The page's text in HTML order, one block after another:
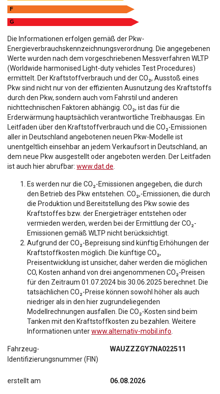
F
G
Die Informationen erfolgen gemäß der Pkw-
Energieverbrauchskennzeichnungsverordnung. Die angegebenen
Werte wurden nach dem vorgeschriebenen Messverfahren WLTP
(Worldwide harmonised Light-duty vehicles Test Procedures)
ermittelt. Der Kraftstoffverbrauch und der CO₂, Ausstoß eines
Pkw sind nicht nur von der effizienten Ausnutzung des Kraftstoffs
durch den Pkw, sondern auch vom Fahrstil und anderen
nichttechnischen Faktoren abhängig. CO₂, ist das für die
Erderwärmung hauptsächlich verantwortliche Treibhausgas. Ein
Leitfaden über den Kraftstoffverbrauch und die CO₂-Emissionen
aller in Deutschland angebotenen neuen Pkw-Modelle ist
unentgeltlich einsehbar an jedem Verkaufsort in Deutschland, an
dem neue Pkw ausgestellt oder angeboten werden. Der Leitfaden
ist auch hier abrufbar: www.dat.de.
Es werden nur die CO₂-Emissionen angegeben, die durch
den Betrieb des Pkw entstehen. CO₂,-Emissionen, die durch
die Produktion und Bereitstellung des Pkw sowie des
Kraftstoffes bzw. der Energieträger entstehen oder
vermieden werden, werden bei der Ermittlung der CO₂-
Emissionen gemäß WLTP nicht berücksichtigt.
Aufgrund der CO₂-Bepreisung sind künftig Erhöhungen der
Kraftstoffkosten möglich. Die künftige CO₂,
Preisentwicklung ist unsicher, daher werden die möglichen
CO, Kosten anhand von drei angenommenen CO₂-Preisen
für den Zeitraum 01.07.2024 bis 30.06.2025 berechnet. Die
tatsächlichen CO₂-Preise können sowohl höher als auch
niedriger als in den hier zugrundeliegenden
Modellrechnungen ausfallen. Die CO₂-Kosten sind beim
Tanken mit den Kraftstoffkosten zu bezahlen. Weitere
Informationen unterwww.alternativ-mobil.info.
Fahrzeug-
Identifizierungsnummer (FIN)
WAUZZZGY7NA022511
erstellt am 06.08.2026